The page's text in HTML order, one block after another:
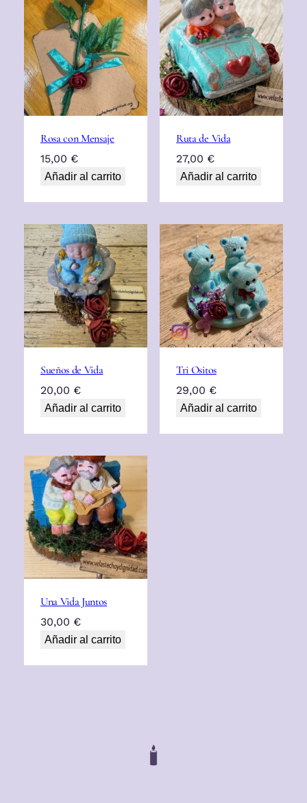
Rosa con Mensaje
15,00 €
Añadir al carrito
Ruta de Vida
27,00 €
Añadir al carrito
Sueños de Vida
20,00 €
Añadir al carrito
Tri Ositos
29,00 €
Añadir al carrito
Una Vida Juntos
30,00 €
Añadir al carrito